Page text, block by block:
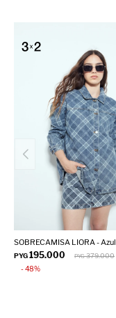
SOBRECAMISA LIORA - Azul
PYG195.000 PYG 379.000
48